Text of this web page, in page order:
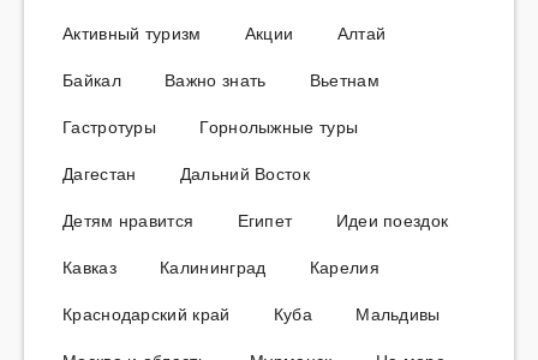
Активный туризм Акции
Алтай
Байкал
Важно знать
Вьетнам
Гастротуры
Горнолыжные туры
Дагестан
Дальний Восток
Детям нравится
Египет
Идеи поездок
Кавказ
Калининград
Карелия
Краснодарский край
Куба
Мальдивы